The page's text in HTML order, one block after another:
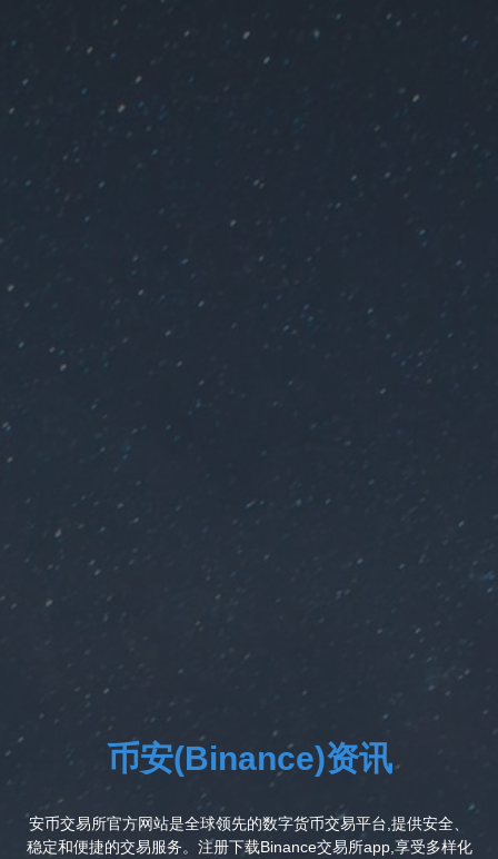
币安(Binance)资讯
安币交易所官方网站是全球领先的数字货币交易平台,提供安全、
稳定和便捷的交易服务。注册下载Binance交易所app,享受多样化